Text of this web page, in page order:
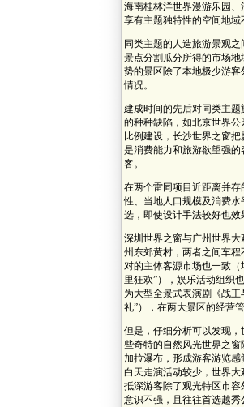
海南桂林洋世界漫游乐园
享有主题独特性的空间地域
同类主题的人造旅游景观
景点分割瓜分所得的市场
势的景区除了本地极少游
情况。
建成时间的先后对同类主
的种种缺陷，如北京世界
比例建设，长沙世界之窗
是消费能力和旅游欲望强
客。
在两个雷同项目近距离并
性、当地人口规模及消费
选，即使设计手法较好也效
深圳世界之窗与广州世界
州东郊黄村，两者之间车
对的主体客源市场也一致
里狂欢”），娱乐活动组织
为大型全景式表演剧《战
礼”），在两大景区的经营
但是，仔细分析可以发现
些奇特的自然风光世界之
加拉瀑布，形成游客游览
白天走演活动较少，世界
抵深游客除了观光特区市
意识不强，且往往首选越